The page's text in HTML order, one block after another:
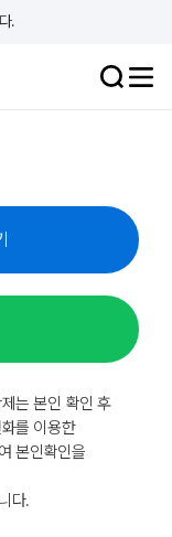
.
는 본인 확인 후
를 이용한
본인확인을
다.